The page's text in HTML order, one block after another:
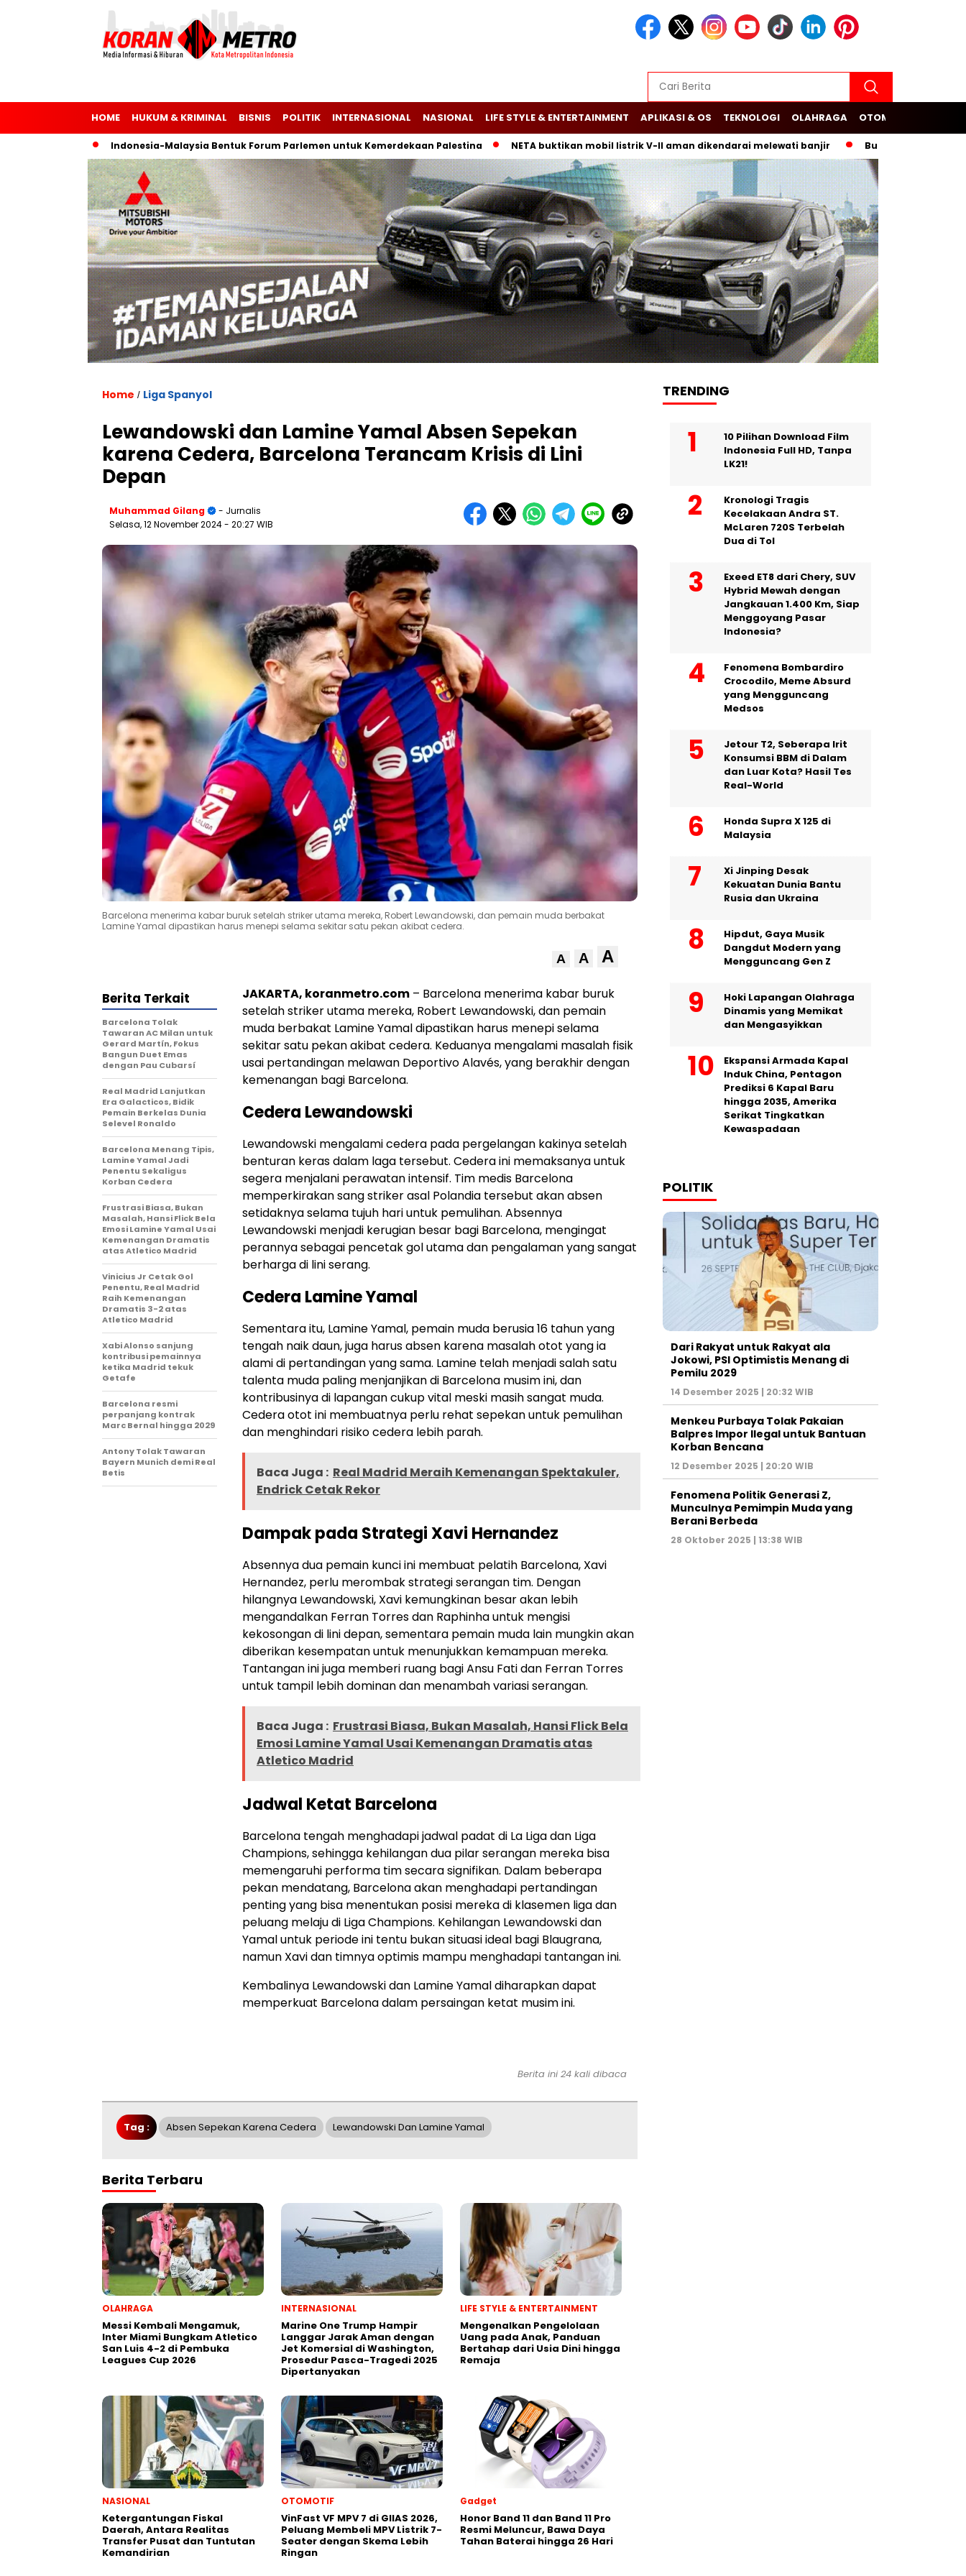
HOME HUKUM & KRIMINAL BISNIS POLITIK INTERNASIONAL NASIONAL LIFE STYLE & ENTERTAINMENT APLIKASI & OS TEKNOLOGI OLAHRAGA OTOMOTIF
Indonesia-Malaysia Bentuk Forum Parlemen untuk Kemerdekaan Palestina NETA buktikan mobil listrik V-II aman dikendarai melewati banjir Budi Arie Setiadi dan
Home / Liga Spanyol
Lewandowski dan Lamine Yamal Absen Sepekan
karena Cedera, Barcelona Terancam Krisis di Lini
Depan
Muhammad Gilang
- Jurnalis
Selasa, 12 November 2024- 20:27 WIB
Barcelona menerima kabar buruk setelah striker utama mereka, Robert Lewandowski, dan pemain muda berbakat
Lamine Yamal dipastikan harus menepi selama sekitar satu pekan akibat cedera.
A A A
JAKARTA, koranmetro.com – Barcelona menerima kabar buruk
setelah striker utama mereka, Robert Lewandowski, dan pemain
muda berbakat Lamine Yamal dipastikan harus menepi selama
sekitar satu pekan akibat cedera. Keduanya mengalami masalah fisik
usai pertandingan melawan Deportivo Alavés, yang berakhir dengan
kemenangan bagi Barcelona.
Cedera Lewandowski
Lewandowski mengalami cedera pada pergelangan kakinya setelah
benturan keras dalam laga tersebut. Cedera ini memaksanya untuk
segera menjalani perawatan intensif. Tim medis Barcelona
memperkirakan sang striker asal Polandia tersebut akan absen
setidaknya selama tujuh hari untuk pemulihan. Absennya
Lewandowski menjadi kerugian besar bagi Barcelona, mengingat
perannya sebagai pencetak gol utama dan pengalaman yang sangat
berharga di lini serang.
Cedera Lamine Yamal
Sementara itu, Lamine Yamal, pemain muda berusia 16 tahun yang
tengah naik daun, juga harus absen karena masalah otot yang ia
alami di pertandingan yang sama. Lamine telah menjadi salah satu
talenta muda paling menjanjikan di Barcelona musim ini, dan
kontribusinya di lapangan cukup vital meski masih sangat muda.
Cedera otot ini membuatnya perlu rehat sepekan untuk pemulihan
dan menghindari risiko cedera lebih parah.
Baca Juga : Real Madrid Meraih Kemenangan Spektakuler,
Endrick Cetak Rekor
Dampak pada Strategi Xavi Hernandez
Absennya dua pemain kunci ini membuat pelatih Barcelona, Xavi
Hernandez, perlu merombak strategi serangan tim. Dengan
hilangnya Lewandowski, Xavi kemungkinan besar akan lebih
mengandalkan Ferran Torres dan Raphinha untuk mengisi
kekosongan di lini depan, sementara pemain muda lain mungkin akan
diberikan kesempatan untuk menunjukkan kemampuan mereka.
Tantangan ini juga memberi ruang bagi Ansu Fati dan Ferran Torres
untuk tampil lebih dominan dan menambah variasi serangan.
Baca Juga : Frustrasi Biasa, Bukan Masalah, Hansi Flick Bela
Emosi Lamine Yamal Usai Kemenangan Dramatis atas
Atletico Madrid
Jadwal Ketat Barcelona
Barcelona tengah menghadapi jadwal padat di La Liga dan Liga
Champions, sehingga kehilangan dua pilar serangan mereka bisa
memengaruhi performa tim secara signifikan. Dalam beberapa
pekan mendatang, Barcelona akan menghadapi pertandingan
penting yang bisa menentukan posisi mereka di klasemen liga dan
peluang melaju di Liga Champions. Kehilangan Lewandowski dan
Yamal untuk periode ini tentu bukan situasi ideal bagi Blaugrana,
namun Xavi dan timnya optimis mampu menghadapi tantangan ini.
Kembalinya Lewandowski dan Lamine Yamal diharapkan dapat
memperkuat Barcelona dalam persaingan ketat musim ini.
Berita Terkait
Barcelona Tolak
Tawaran AC Milan untuk
Gerard Martín, Fokus
Bangun Duet Emas
dengan Pau Cubarsí
Real Madrid Lanjutkan
Era Galacticos, Bidik
Pemain Berkelas Dunia
Selevel Ronaldo
Barcelona Menang Tipis,
Lamine Yamal Jadi
Penentu Sekaligus
Korban Cedera
Frustrasi Biasa, Bukan
Masalah, Hansi Flick Bela
Emosi Lamine Yamal Usai
Kemenangan Dramatis
atas Atletico Madrid
Vinicius Jr Cetak Gol
Penentu, Real Madrid
Raih Kemenangan
Dramatis 3-2 atas
Atletico Madrid
Xabi Alonso sanjung
kontribusi pemainnya
ketika Madrid tekuk
Getafe
Barcelona resmi
perpanjang kontrak
Marc Bernal hingga 2029
Antony Tolak Tawaran
Bayern Munich demi Real
Betis
Berita ini 24 kali dibaca
Tag : Absen Sepekan Karena Cedera Lewandowski Dan Lamine Yamal
Berita Terbaru
OLAHRAGA
Messi Kembali Mengamuk,
Inter Miami Bungkam Atletico
San Luis 4-2 di Pembuka
Leagues Cup 2026
INTERNASIONAL
Marine One Trump Hampir
Langgar Jarak Aman dengan
Jet Komersial di Washington,
Prosedur Pasca-Tragedi 2025
Dipertanyakan
LIFE STYLE & ENTERTAINMENT
Mengenalkan Pengelolaan
Uang pada Anak, Panduan
Bertahap dari Usia Dini hingga
Remaja
NASIONAL
Ketergantungan Fiskal
Daerah, Antara Realitas
Transfer Pusat dan Tuntutan
Kemandirian
OTOMOTIF
VinFast VF MPV 7 di GIIAS 2026,
Peluang Membeli MPV Listrik 7-
Seater dengan Skema Lebih
Ringan
Gadget
Honor Band 11 dan Band 11 Pro
Resmi Meluncur, Bawa Daya
Tahan Baterai hingga 26 Hari
TRENDING
10 Pilihan Download Film
Indonesia Full HD, Tanpa
LK21!
Kronologi Tragis
Kecelakaan Andra ST.
McLaren 720S Terbelah
Dua di Tol
Exeed ET8 dari Chery, SUV
Hybrid Mewah dengan
Jangkauan 1.400 Km, Siap
Menggoyang Pasar
Indonesia?
Fenomena Bombardiro
Crocodilo, Meme Absurd
yang Mengguncang
Medsos
Jetour T2, Seberapa Irit
Konsumsi BBM di Dalam
dan Luar Kota? Hasil Tes
Real-World
Honda Supra X 125 di
Malaysia
Xi Jinping Desak
Kekuatan Dunia Bantu
Rusia dan Ukraina
Hipdut, Gaya Musik
Dangdut Modern yang
Mengguncang Gen Z
Hoki Lapangan Olahraga
Dinamis yang Memikat
dan Mengasyikkan
Ekspansi Armada Kapal
Induk China, Pentagon
Prediksi 6 Kapal Baru
hingga 2035, Amerika
Serikat Tingkatkan
Kewaspadaan
POLITIK
Dari Rakyat untuk Rakyat ala
Jokowi, PSI Optimistis Menang di
Pemilu 2029
14 Desember 2025 | 20:32 WIB
Menkeu Purbaya Tolak Pakaian
Balpres Impor Ilegal untuk Bantuan
Korban Bencana
12 Desember 2025 | 20:20 WIB
Fenomena Politik Generasi Z,
Munculnya Pemimpin Muda yang
Berani Berbeda
28 Oktober 2025 | 13:38 WIB